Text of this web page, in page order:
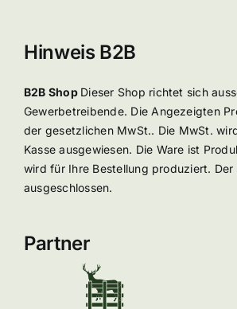
Hinweis B2B
B2B Shop Dieser Shop richtet sich
Gewerbetreibende. Die Angezeigten
der gesetzlichen MwSt.. Die MwSt.
Kasse ausgewiesen. Die Ware ist
wird für Ihre Bestellung produziert. Der
ausgeschlossen.
Partner